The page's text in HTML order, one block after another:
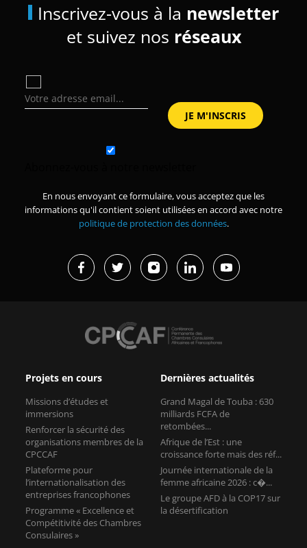
Inscrivez-vous à la newsletter
et suivez nos réseaux
En nous envoyant ce formulaire, vous acceptez que les
informations qu'il contient soient utilisées en accord avec notre
politique de protection des données.
Projets en cours
Missions d’études et
immersions
Renforcer la sécurité des
organisations membres de la
CPCCAF
Plateforme pour
l’internationalisation des
entreprises francophones
Programme « Excellence et
Compétitivité des Chambres
Consulaires »
Dernières actualités
Grand Magal de Touba : 630
milliards FCFA de
retombées...
Afrique de l’Est : une
croissance forte mais des réf...
Journée internationale de la
femme africaine 2026 : c�...
Le groupe AFD à la COP17 sur
la désertification